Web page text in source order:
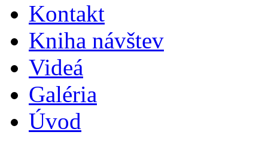
Kontakt
Kniha návštev
Videá
Galéria
Úvod